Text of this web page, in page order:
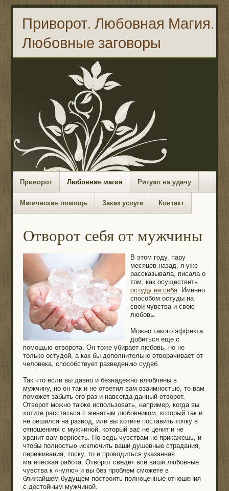
Приворот. Любовная Магия.
Любовные заговоры
Приворот Любовная магия Ритуал на удачу
Магическая помощь Заказ услуги Контакт
Отворот себя от мужчины
В этом году, пару
месяцев назад, я уже
рассказывала, писала о
том, как осуществить
остуду на себя . Именно
способом остуды на
свои чувства и свою
любовь.
Можно такого эффекта
добиться еще с
помощью отворота. Он тоже убирает любовь, но не
только остудой, а как бы дополнительно отворачивает от
человека, способствует разведению судеб.
Так что если вы давно и безнадежно влюблены в
мужчину, но он так и не ответил вам взаимностью, то вам
поможет забыть его раз и навсегда данный отворот.
Отворот можно также использовать, например, когда вы
хотите расстаться с женатым любовником, который так и
не решился на развод, или вы хотите поставить точку в
отношениях с мужчиной, который вас не ценит и не
хранит вам верность. Но ведь чувствам не прикажешь, и
чтобы полностью исключить ваши душевные страдания,
переживания, тоску, то и проводиться указанная
магическая работа. Отворот сведет все ваши любовные
чувства к «нулю» и вы без проблем сможете в
ближайшем будущем построить полноценные отношения
с достойным мужчиной.